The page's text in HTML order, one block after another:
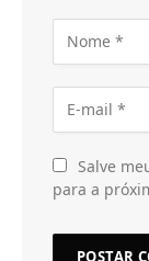
Salve
para a